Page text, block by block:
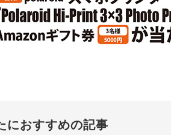
におすすめの記事